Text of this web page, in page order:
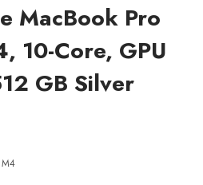
MacBook Pro
10-Core, GPU
GB Silver